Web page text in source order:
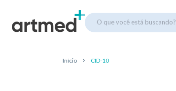
O que você está buscando?
Início CID-10